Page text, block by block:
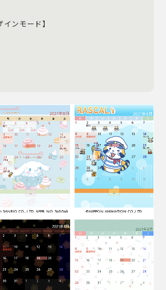
ンモード】